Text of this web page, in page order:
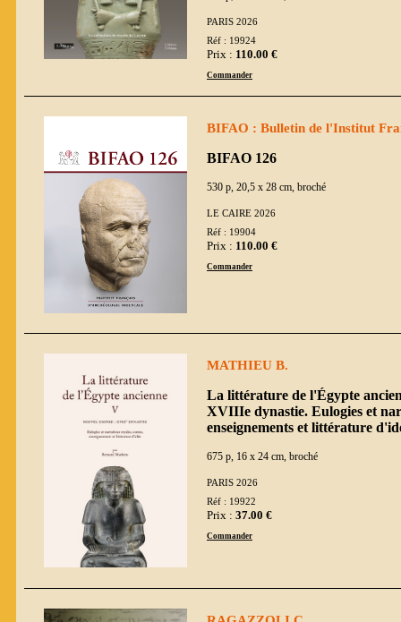
PARIS 2026
Réf : 19924
Prix : 110.00 €
Commander
BIFAO : Bulletin de l'Institut
BIFAO 126
530 p, 20,5 x 28 cm, broché
LE CAIRE 2026
Réf : 19904
Prix : 110.00 €
Commander
MATHIEU B.
La littérature de l'Égypte
XVIIIe dynastie. Eulogies et
enseignements et littérature
675 p, 16 x 24 cm, broché
PARIS 2026
Réf : 19922
Prix : 37.00 €
Commander